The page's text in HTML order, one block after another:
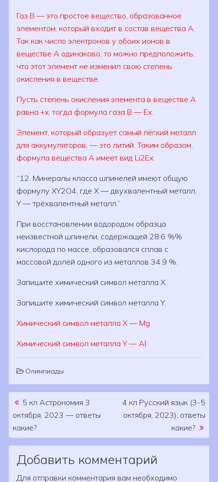
Газ В — это простое вещество, образованное
элементом, который входит в состав вещества А.
Так как число электронов у обоих ионов в
веществе А одинаково, то можно предположить,
что этот элемент не изменил свою степень
окисления в веществе.
Пусть степень окисления элемента в веществе A
равна +x, тогда формула газа B — Ex.
Элемент, который образует самый лёгкий металл
для аккумуляторов, — это литий. Таким образом,
формула вещества A имеет вид Li2Ex.
12. Минералы класса шпинелей имеют общую
формулу XY2O4, где X — двухвалентный металл,
Y — трёхвалентный металл.
При восстановлении водородом образца
неизвестной шпинели, содержащей 28.6 %%
кислорода по массе, образовался сплав с
массовой долей одного из металлов 34.9 %.
Запишите химический символ металла X.
Запишите химический символ металла Y.
Химический символ металла X — Mg
Химический символ металла Y — Al
Олимпиады
Post navigation
5 кл Астрономия 3
октября, 2023 — ответы
какие?
4 кл Русский язык (3-5
октября, 2023), ответы
какие?
Добавить комментарий
Для отправки комментария вам необходимо